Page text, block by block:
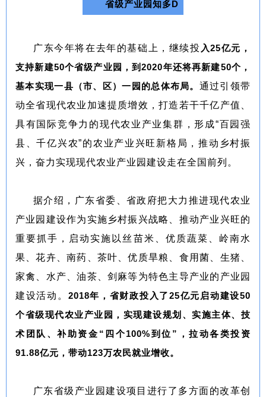
省级产业园知多D
广东今年将在去年的基础上，继续投 入25亿元，
支持新建50个省级产业园，到2020年还将再新建50个，
基本实现一县（市、区）一园的总体布局。 通过引领带
动全省现代农业加速提质增效，打造若干千亿产值、
具有国际竞争力的现代农业产业集群，形成“百园强
县、千亿兴农”的农业产业兴旺新格局，推动乡村振
兴，奋力实现现代农业产业园建设走在全国前列。
据介绍，广东省委、省政府把大力推进现代农业
产业园建设作为实施乡村振兴战略、推动产业兴旺的
重要抓手，启动实施以丝苗米、优质蔬菜、岭南水
果、花卉、南药、茶叶、优质旱粮、食用菌、生猪、
家禽、水产、油茶、剑麻等为特色主导产业的产业园
建设活动。 2018年，省财政投入了25亿元启动建设50
个省级现代农业产业园，实现建设规划、实施主体、技
术团队、补助资金“四个100%到位”，拉动各类投资
91.88亿元，带动123万农民就业增收。
广东省级产业园建设项目进行了多方面的改革创